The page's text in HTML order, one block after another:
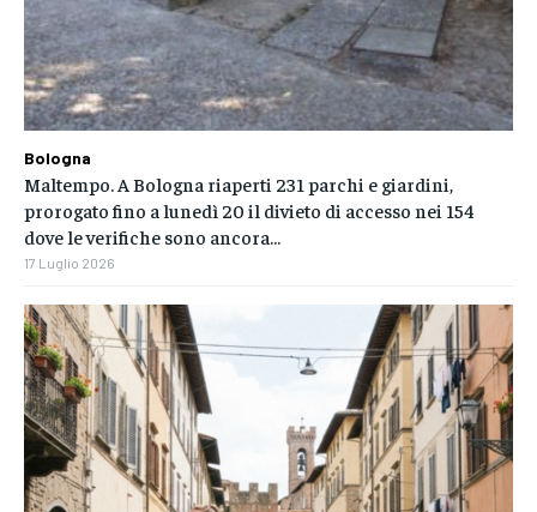
Bologna
Maltempo. A Bologna riaperti 231 parchi e giardini,
prorogato fino a lunedì 20 il divieto di accesso nei 154
dove le verifiche sono ancora...
17 Luglio 2026